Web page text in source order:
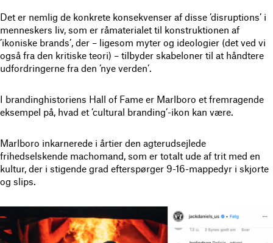
Det er nemlig de konkrete konsekvenser af disse ’disruptions’ i
menneskers liv, som er råmaterialet til konstruktionen af
’ikoniske brands’, der – ligesom myter og ideologier (det ved vi
også fra den kritiske teori) – tilbyder skabeloner til at håndtere
udfordringerne fra den ’nye verden’.
I brandinghistoriens Hall of Fame er Marlboro et fremragende
eksempel på, hvad et ’cultural branding’-ikon kan være.
Marlboro inkarnerede i årtier den agterudsejlede
frihedselskende machomand, som er totalt ude af trit med en
kultur, der i stigende grad efterspørger 9-16-mappedyr i skjorte
og slips.